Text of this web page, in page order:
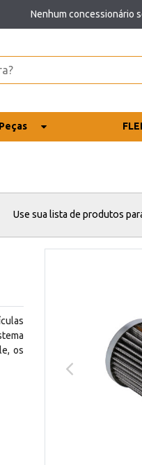
Nenhum concessionário
Use sua lista de produtos
os